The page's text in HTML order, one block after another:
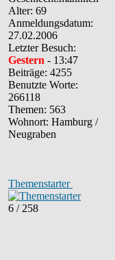
Alter: 69
Anmeldungsdatum:
27.02.2006
Letzter Besuch:
Gestern - 13:47
Beiträge: 4255
Benutzte Worte:
266118
Themen: 563
Wohnort: Hamburg /
Neugraben
Themenstarter
6 / 258